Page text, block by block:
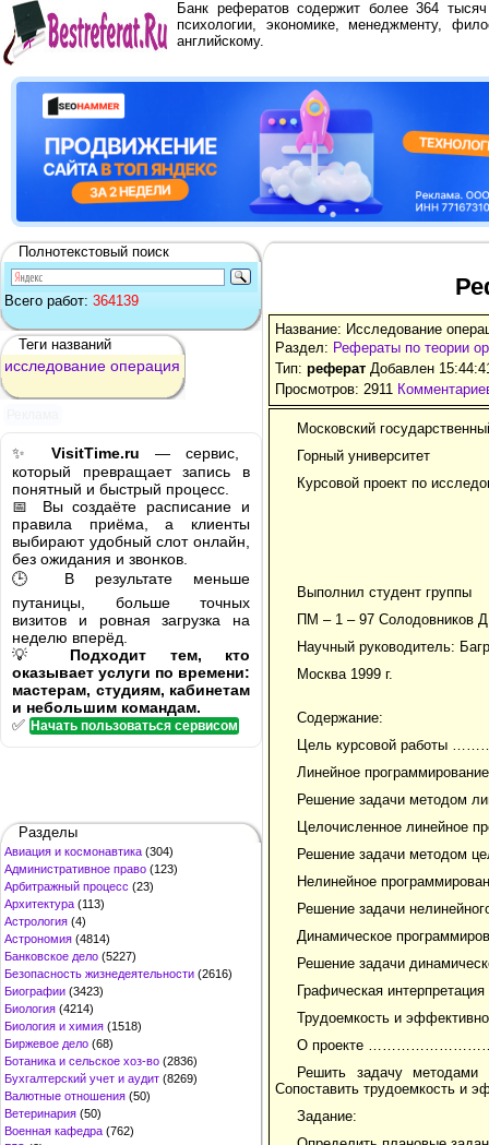
Банк рефератов содержит более 364
психологии, экономике, менеджменту,
английскому.
Полнотекстовый поиск
Всего работ: 364139
Теги названий
исследование операция
✨ VisitTime.ru — сервис,
который превращает запись в
понятный и быстрый процесс.
📅 Вы создаёте расписание и
правила приёма, а клиенты
выбирают удобный слот онлайн,
без ожидания и звонков.
🕒 В результате меньше
путаницы, больше точных
визитов и ровная загрузка на
неделю вперёд.
💡 Подходит тем, кто
оказывает услуги по времени:
мастерам, студиям, кабинетам
и небольшим командам.
✅ Начать пользоваться сервисом
Разделы
Авиация и космонавтика (304)
Административное право (123)
Арбитражный процесс (23)
Архитектура (113)
Астрология (4)
Астрономия (4814)
Банковское дело (5227)
Безопасность жизнедеятельности (2616)
Биографии (3423)
Биология (4214)
Биология и химия (1518)
Биржевое дело (68)
Ботаника и сельское хоз-во (2836)
Бухгалтерский учет и аудит (8269)
Валютные отношения (50)
Ветеринария (50)
Военная кафедра (762)
Название: Исследование
Раздел: Рефераты по теории
Тип: реферат Добавлен
Просмотров: 2911
Московский
Горный университет
Курсовой проект по
Выполнил студент группы
ПМ – 1 – 97 Солодовников
Научный руководитель:
Москва 1999 г.
Содержание:
Цель курсовой
Линейное
Решение задачи
Целочисленное
Решение задачи методом
Нелинейное
Решение задачи
Динамическое
Решение задачи
Графическая
Трудоемкость и
О проекте
Решить задачу методами
Сопоставить трудоемкость и
Задание: